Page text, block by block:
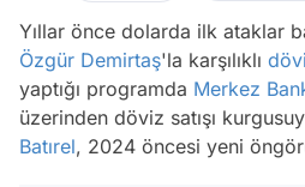
Yıllar önce dolarda ilk ataklar
Özgür Demirtaş'la karşılıklı
yaptığı programda Merkez
üzerinden döviz satışı
Batırel, 2024 öncesi yeni